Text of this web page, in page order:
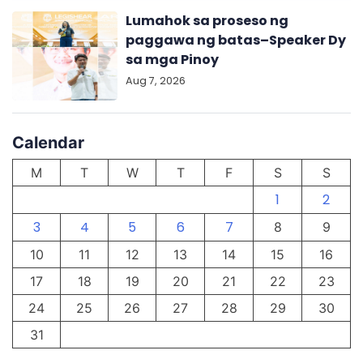
Lumahok sa proseso ng
paggawa ng batas–Speaker Dy
sa mga Pinoy
Aug 7, 2026
Calendar
M T W T F S S
1
2
3
4 5 6 7 8
9
10
11 12 13 14 15
16
17
18 19 20 21 22
23
24
25 26 27 28 29
30
31